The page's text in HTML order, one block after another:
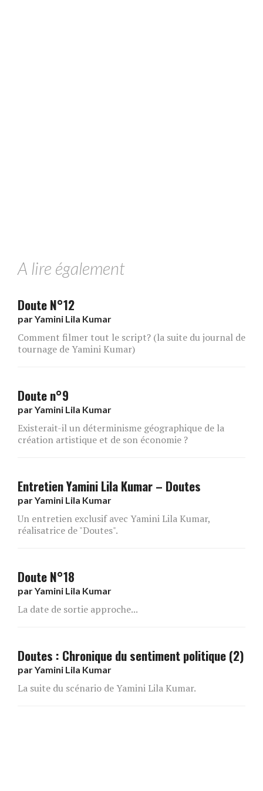
A lire également
Doute N°12
parYamini Lila Kumar
Comment filmer tout le script? (la suite du journal de
tournage de Yamini Kumar)
Doute n°9
parYamini Lila Kumar
Existerait-il un déterminisme géographique de la
création artistique et de son économie ?
Entretien Yamini Lila Kumar – Doutes
parYamini Lila Kumar
Un entretien exclusif avec Yamini Lila Kumar,
réalisatrice de "Doutes".
Doute N°18
parYamini Lila Kumar
La date de sortie approche...
Doutes : Chronique du sentiment politique (2)
parYamini Lila Kumar
La suite du scénario de Yamini Lila Kumar.